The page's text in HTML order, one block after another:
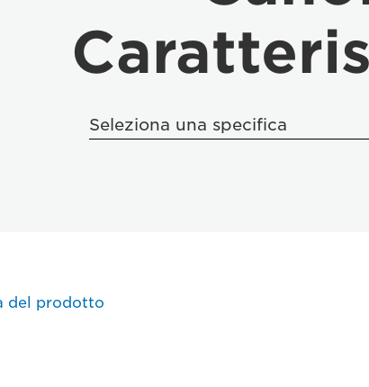
Seleziona una specifica
del prodotto